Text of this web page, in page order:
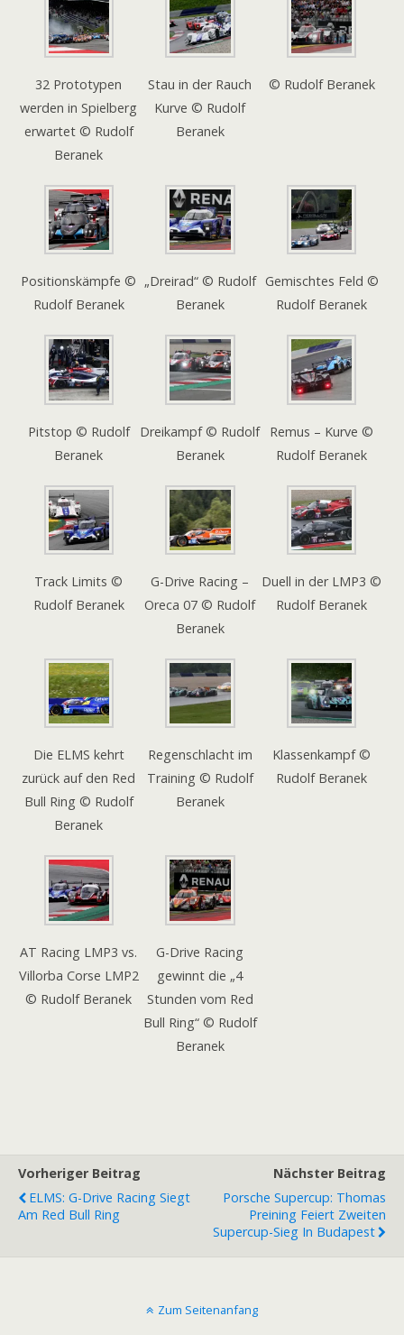
32 Prototypen
werden in Spielberg
erwartet © Rudolf
Beranek
Stau in der Rauch
Kurve © Rudolf
Beranek
© Rudolf Beranek
Positionskämpfe ©
Rudolf Beranek
„Dreirad“ © Rudolf
Beranek
Gemischtes Feld ©
Rudolf Beranek
Pitstop © Rudolf
Beranek
Dreikampf © Rudolf
Beranek
Remus – Kurve ©
Rudolf Beranek
Track Limits ©
Rudolf Beranek
G-Drive Racing –
Oreca 07 © Rudolf
Beranek
Duell in der LMP3 ©
Rudolf Beranek
Die ELMS kehrt
zurück auf den Red
Bull Ring © Rudolf
Beranek
Regenschlacht im
Training © Rudolf
Beranek
Klassenkampf ©
Rudolf Beranek
AT Racing LMP3 vs.
Villorba Corse LMP2
© Rudolf Beranek
G-Drive Racing
gewinnt die „4
Stunden vom Red
Bull Ring“ © Rudolf
Beranek
Vorheriger Beitrag
ELMS: G-Drive Racing Siegt
Am Red Bull Ring
Nächster Beitrag
Porsche Supercup: Thomas
Preining Feiert Zweiten
Supercup-Sieg In Budapest
Zum Seitenanfang